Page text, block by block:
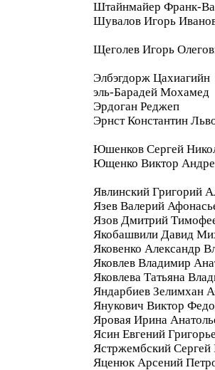
Штайнмайер Франк-
Шувалов Игорь
Щеголев Игорь
Элбэгдорж Цахиагийн
эль-Барадей Мохамед
Эрдоган Реджеп
Эрнст Константин
Юшенков Сергей
Ющенко Виктор
Явлинский Григорий
Язев Валерий
Язов Дмитрий
Якобашвили Давид
Яковенко Александр
Яковлев Владимир
Яковлева Татьяна
Яндарбиев Зелимхан
Янукович Виктор
Яровая Ирина
Ясин Евгений
Ястржембский
Яценюк Арсений